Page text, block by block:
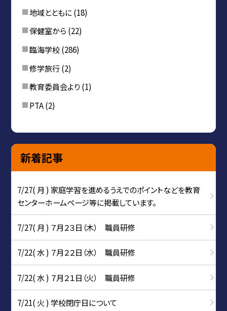
地域とともに(18)
保健室から (22)
臨海学校(286)
修学旅行(2)
教育委員会より (1)
PTA(2)
新着記事
7/27( 月 ) 家庭学習を進めるうえでのポイントなどを教育
センターホームページ等に掲載しています。
7/27( 月 ) ７月２３日（木） 職員研修
7/22( 水 ) ７月２２日（水） 職員研修
7/22( 水 ) ７月２１日（火） 職員研修
7/21( 火 ) 学校閉庁日について